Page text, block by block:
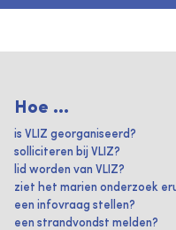
Hoe ...
is VLIZ georganiseerd?
solliciteren bij VLIZ?
lid worden van VLIZ?
ziet het marien onderzoek
een infovraag stellen?
een strandvondst melden?